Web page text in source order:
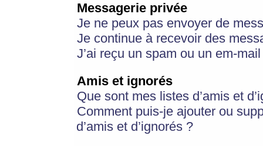
Messagerie privée
Je ne peux pas envoyer de
Je continue à recevoir des
J’ai reçu un spam ou un em-
Amis et ignorés
Que sont mes listes d’amis et
Comment puis-je ajouter ou
d’amis et d’ignorés ?